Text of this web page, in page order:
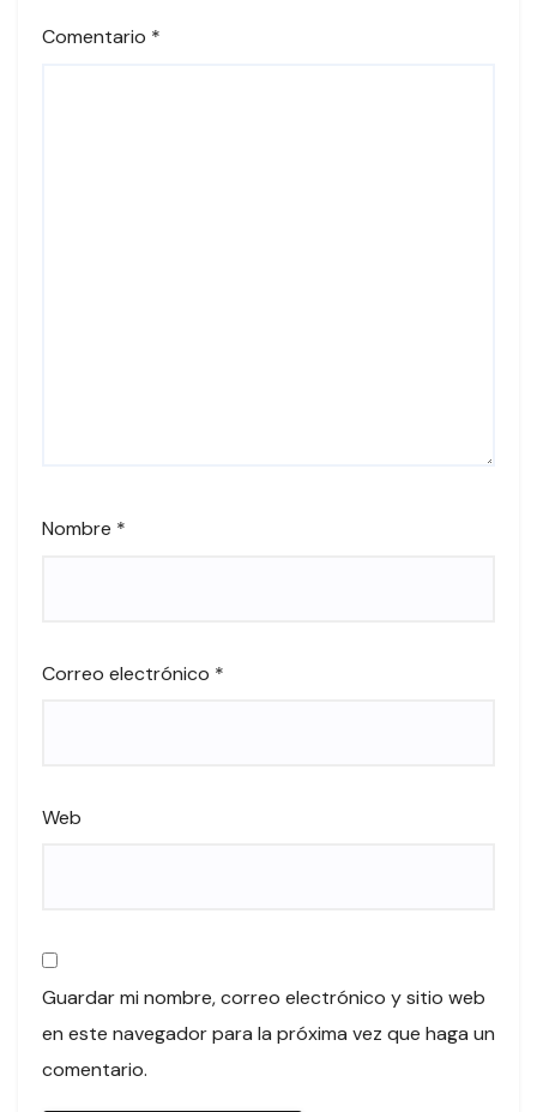
Comentario *
Nombre *
Correo electrónico *
Web
Guardar mi nombre, correo electrónico y sitio web
en este navegador para la próxima vez que haga un
comentario.